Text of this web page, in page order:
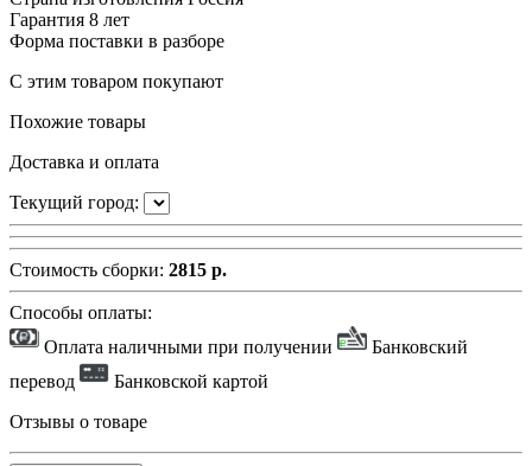
Гарантия 8 лет
Форма поставки в разборе
С этим товаром покупают
Похожие товары
Доставка и оплата
Текущий город:
Стоимость сборки: 2815 р.
Способы оплаты:
Оплата наличными при получении
Банковский
перевод
Банковской картой
Отзывы о товаре